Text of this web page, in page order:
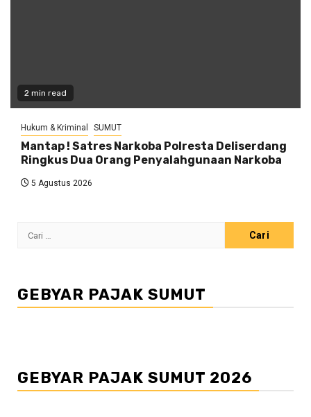
2 min read
Hukum & Kriminal SUMUT
Mantap ! Satres Narkoba Polresta Deliserdang
Ringkus Dua Orang Penyalahgunaan Narkoba
5 Agustus 2026
Cari
GEBYAR PAJAK SUMUT
GEBYAR PAJAK SUMUT 2026